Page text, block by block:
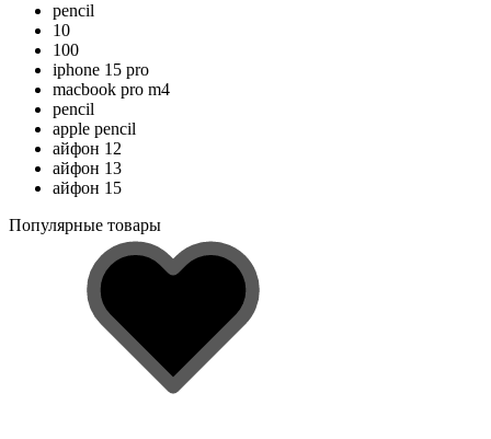
pencil
10
100
iphone 15 pro
macbook pro m4
pencil
apple pencil
айфон 12
айфон 13
айфон 15
Популярные товары